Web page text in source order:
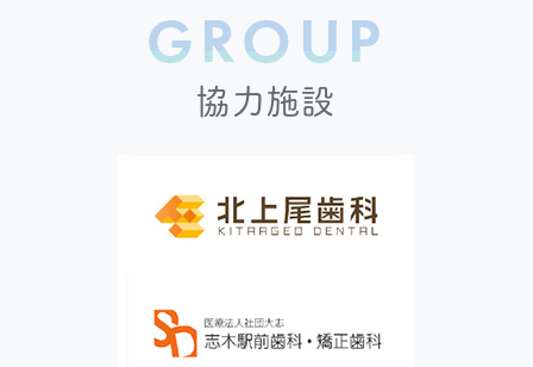
GROUP
協力施設